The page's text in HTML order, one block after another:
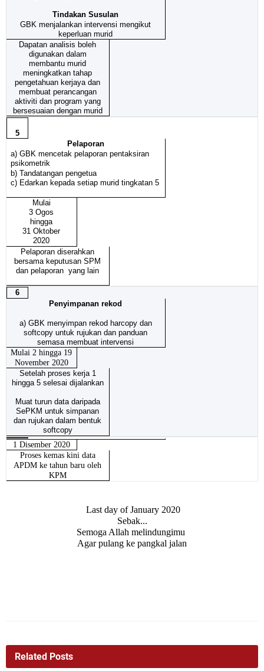
Tindakan Susulan
GBK menjalankan intervensi mengikut
keperluan murid
Dapatan analisis boleh
digunakan dalam
membantu murid
meningkatkan tahap
pengetahuan kerjaya dan
membuat perancangan
aktiviti dan program yang
bersesuaian dengan murid
5
Pelaporan
a) GBK mencetak pelaporan pentaksiran
psikometrik
b) Tandatangan pengetua
c) Edarkan kepada setiap murid tingkatan 5
Mulai
3 Ogos
hingga
31 Oktober
2020
Pelaporan diserahkan
bersama keputusan SPM
dan pelaporan yang lain
6
Penyimpanan rekod
a) GBK menyimpan rekod harcopy dan
softcopy untuk rujukan dan panduan
semasa membuat intervensi
Mulai 2 hingga 19
November 2020
Setelah proses kerja 1
hingga 5 selesai dijalankan
Muat turun data daripada
SePKM untuk simpanan
dan rujukan dalam bentuk
softcopy
1 Disember 2020
Proses kemas kini data
APDM ke tahun baru oleh
KPM
Last day of January 2020
Sebak...
Semoga Allah melindungimu
Agar pulang ke pangkal jalan
Related Posts